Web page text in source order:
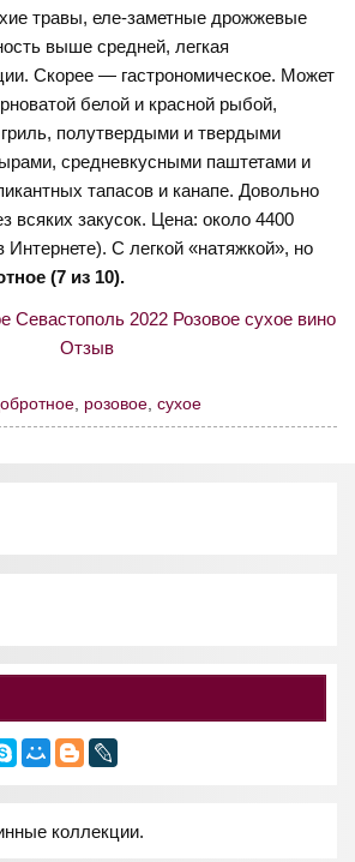
травы, еле-заметные дрожжевые
выше средней, легкая
Скорее — гастрономическое. Может
белой и красной рыбой,
полутвердыми и твердыми
средневкусными паштетами и
тапасов и канапе. Довольно
всяких закусок. Цена: около 4400
Интернете). С легкой «натяжкой», но
(7 из 10).
, розовое,сухое
коллекции.